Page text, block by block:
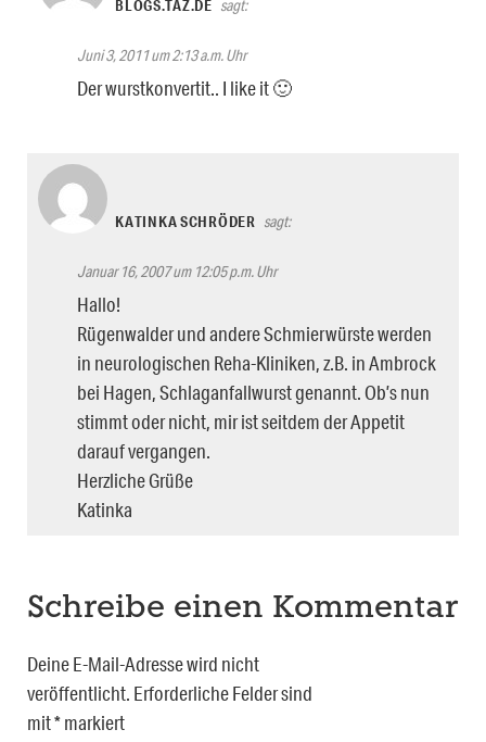
BLOGS.TAZ.DE sagt:
Juni 3, 2011 um 2:13 a.m. Uhr
Der wurstkonvertit.. I like it 🙂
KATINKA SCHRÖDER sagt:
Januar 16, 2007 um 12:05 p.m. Uhr
Hallo!
Rügenwalder und andere Schmierwürste werden
in neurologischen Reha-Kliniken, z.B. in Ambrock
bei Hagen, Schlaganfallwurst genannt. Ob’s nun
stimmt oder nicht, mir ist seitdem der Appetit
darauf vergangen.
Herzliche Grüße
Katinka
Schreibe einen Kommentar
Deine E-Mail-Adresse wird nicht
veröffentlicht. Erforderliche Felder sind
mit*markiert